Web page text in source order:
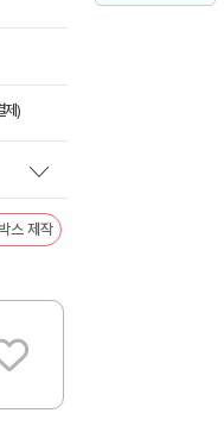
제)
박스 제작